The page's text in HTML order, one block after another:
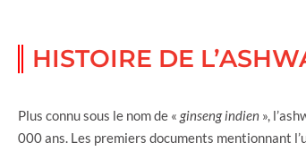
HISTOIRE DE
Plus connu sous le nom de « ginseng indien »,
000 ans. Les premiers documents mentionnant